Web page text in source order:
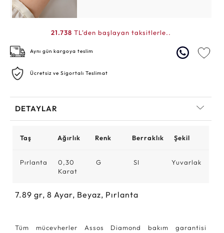
21.738 TL'den başlayan taksitlerle..
Aynı gün kargoya teslim
Ücretsiz ve Sigortalı Teslimat
DETAYLAR
Taş Ağırlık Renk Berraklık Şekil
Pırlanta
0,30
Karat
G SI Yuvarlak
7.89 gr, 8 Ayar, Beyaz, Pırlanta
Tüm mücevherler Assos Diamond bakım garantisi